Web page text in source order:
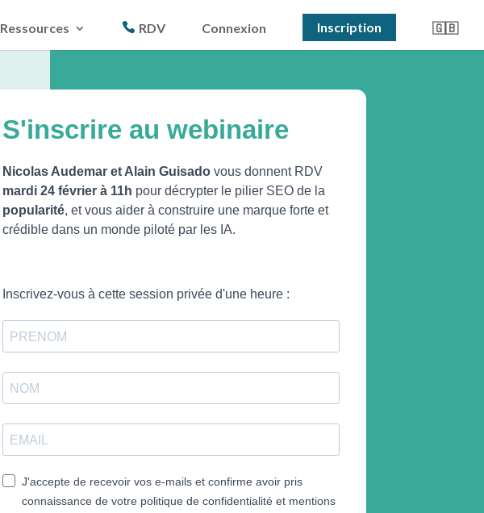
Ressources RDV Connexion Inscription 🇬🇧
S'inscrire au webinaire
Nicolas Audemar et Alain Guisadovous donnent RDV
mardi 24 février à 11h pour décrypter le pilier SEO de la
popularité, et vous aider à construire une marque forte et
crédible dans un monde piloté par les IA.
Inscrivez-vous à cette session privée d'une heure :
J'accepte de recevoir vos e-mails et confirme avoir pris
connaissance de votre politique de confidentialité et mentions